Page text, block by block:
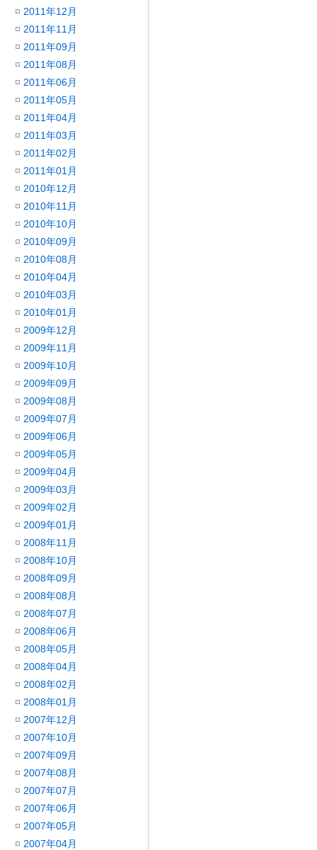
2011年12月
2011年11月
2011年09月
2011年08月
2011年06月
2011年05月
2011年04月
2011年03月
2011年02月
2011年01月
2010年12月
2010年11月
2010年10月
2010年09月
2010年08月
2010年04月
2010年03月
2010年01月
2009年12月
2009年11月
2009年10月
2009年09月
2009年08月
2009年07月
2009年06月
2009年05月
2009年04月
2009年03月
2009年02月
2009年01月
2008年11月
2008年10月
2008年09月
2008年08月
2008年07月
2008年06月
2008年05月
2008年04月
2008年02月
2008年01月
2007年12月
2007年10月
2007年09月
2007年08月
2007年07月
2007年06月
2007年05月
2007年04月